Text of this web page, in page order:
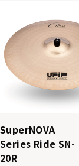
SuperNOVA
Series Ride SN-
20R